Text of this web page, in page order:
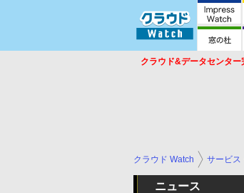
クラウド&データセンター
クラウド Watch サービス
ニュース